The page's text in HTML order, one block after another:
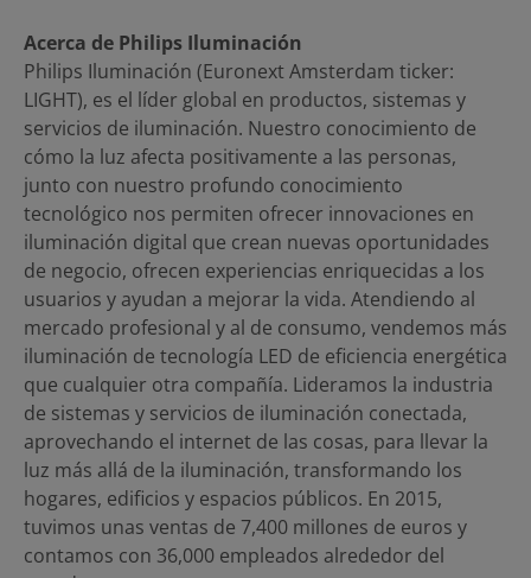
Acerca de Philips Iluminación
Philips Iluminación (Euronext Amsterdam ticker:
LIGHT), es el líder global en productos, sistemas y
servicios de iluminación. Nuestro conocimiento de
cómo la luz afecta positivamente a las personas,
junto con nuestro profundo conocimiento
tecnológico nos permiten ofrecer innovaciones en
iluminación digital que crean nuevas oportunidades
de negocio, ofrecen experiencias enriquecidas a los
usuarios y ayudan a mejorar la vida. Atendiendo al
mercado profesional y al de consumo, vendemos más
iluminación de tecnología LED de eficiencia energética
que cualquier otra compañía. Lideramos la industria
de sistemas y servicios de iluminación conectada,
aprovechando el internet de las cosas, para llevar la
luz más allá de la iluminación, transformando los
hogares, edificios y espacios públicos. En 2015,
tuvimos unas ventas de 7,400 millones de euros y
contamos con 36,000 empleados alrededor del